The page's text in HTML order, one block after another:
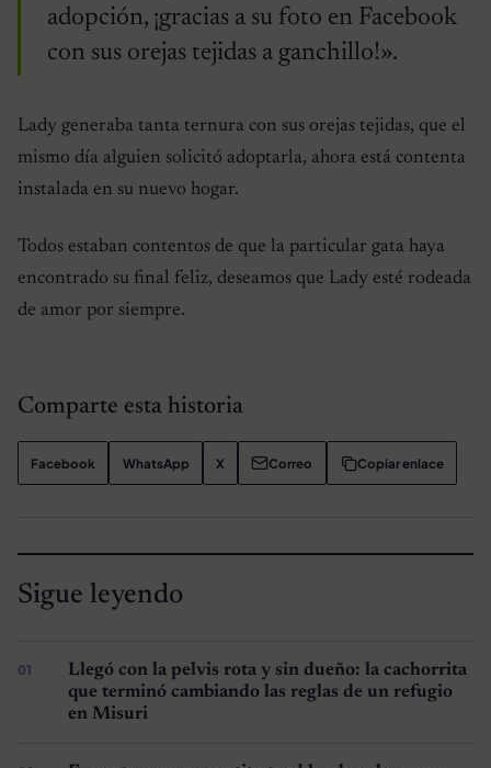
adopción, ¡gracias a su foto en Facebook
con sus orejas tejidas a ganchillo!».
Lady generaba tanta ternura con sus orejas tejidas, que el
mismo día alguien solicitó adoptarla, ahora está contenta
instalada en su nuevo hogar.
Todos estaban contentos de que la particular gata haya
encontrado su final feliz, deseamos que Lady esté rodeada
de amor por siempre.
Comparte esta historia
Facebook WhatsApp X Correo Copiar enlace
Sigue leyendo
Llegó con la pelvis rota y sin dueño: la cachorrita
que terminó cambiando las reglas de un refugio
en Misuri